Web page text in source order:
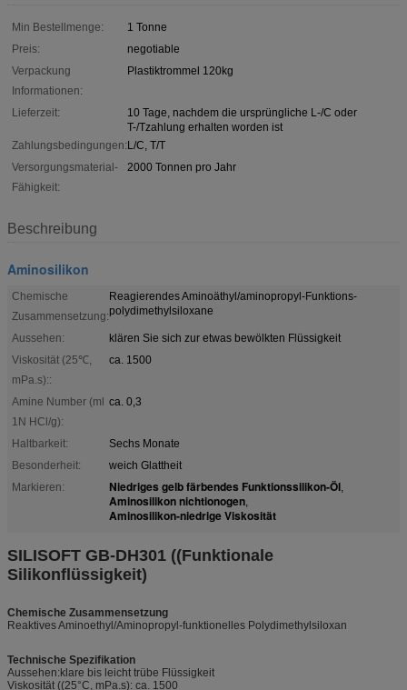
Min Bestellmenge:
1 Tonne
Preis:
negotiable
Verpackung
Informationen:
Plastiktrommel 120kg
Lieferzeit:
10 Tage, nachdem die ursprüngliche L-/C oder
T-/Tzahlung erhalten worden ist
Zahlungsbedingungen:L/C, T/T
Versorgungsmaterial-
Fähigkeit:
2000 Tonnen pro Jahr
Beschreibung
Aminosilikon
Chemische
Zusammensetzung:
Reagierendes Aminoäthyl/aminopropyl-Funktions-
polydimethylsiloxane
Aussehen:
klären Sie sich zur etwas bewölkten Flüssigkeit
Viskosität (25℃,
mPa.s)::
ca. 1500
Amine Number (ml
1N HCl/g):
ca. 0,3
Haltbarkeit:
Sechs Monate
Besonderheit:
weich Glattheit
Markieren:
Niedriges gelb färbendes Funktionssilikon-Öl,
Aminosilikon nichtionogen,
Aminosilikon-niedrige Viskosität
SILISOFT GB-DH301 ((Funktionale
Silikonflüssigkeit)
Chemische Zusammensetzung
Reaktives Aminoethyl/Aminopropyl-funktionelles Polydimethylsiloxan
Technische Spezifikation
Aussehen:klare bis leicht trübe Flüssigkeit
Viskosität ((25°C, mPa.s): ca. 1500